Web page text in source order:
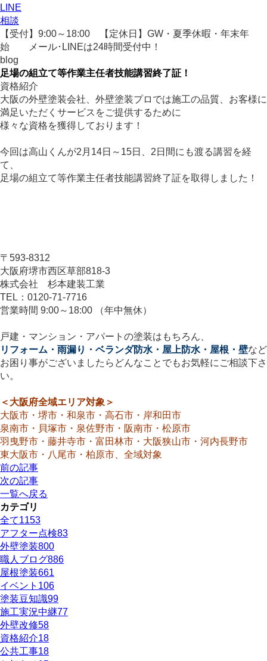
LINE
相談
【受付】9:00～18:00 【定休日】GW・夏季休暇・年末年
始 メール･LINEは24時間受付中！
blog
足場の組立て等作業主任者技能講習終了証！
資格紹介
大阪の外壁塗装会社、外壁塗装プロでは施工の品質、お客様に
満足いただくサービスをご提供するために
様々な資格を獲得しております！
今回は高山くんが2月14日～15日、2日間にも渡る講習を経
て、
足場の組立て等作業主任者技能講習終了証を取得しました！
〒593-8312
大阪府堺市西区草部818-3
株式会社 杉本建装工業
TEL：0120-71-7716
営業時間 9:00～18:00 （年中無休）
戸建・マンション・アパートの塗装はもちろん、
リフォーム・雨漏り・ベランダ防水・屋上防水・屋根・壁など
お困り事がございましたらどんなことでもお気軽にご相談下さ
い。
＜大阪府全域エリア対象＞
大阪市・堺市・和泉市・高石市・岸和田市
泉南市・貝塚市・泉佐野市・阪南市・松原市
羽曳野市・藤井寺市・富田林市・大阪狭山市・河内長野市
東大阪市・八尾市・柏原市、全域対象
前の記事
次の記事
一覧へ戻る
カテゴリ
全て1153
アフター点検83
外壁塗装800
職人ブログ886
屋根塗装661
イベント 106
塗装豆知識99
施工実況中継77
外壁改修58
資格紹介18
公共工事18